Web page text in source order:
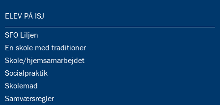
34.0:
ELEV PÅ ISJ
34.1:
SFO Liljen
34.2:
En skole med traditioner
34.3:
Skole/hjemsamarbejdet
34.4:
Socialpraktik
34.5:
Skolemad
34.6:
Samværsregler